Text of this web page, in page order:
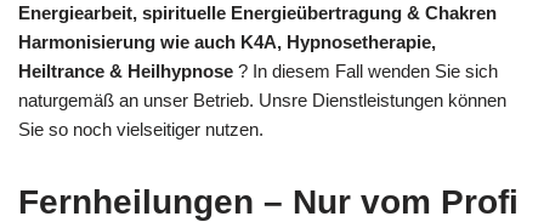
Energiearbeit, spirituelle Energieübertragung & Chakren
Harmonisierung wie auch K4A, Hypnosetherapie,
Heiltrance & Heilhypnose ? In diesem Fall wenden Sie sich
naturgemäß an unser Betrieb. Unsre Dienstleistungen können
Sie so noch vielseitiger nutzen.
Fernheilungen – Nur vom Profi